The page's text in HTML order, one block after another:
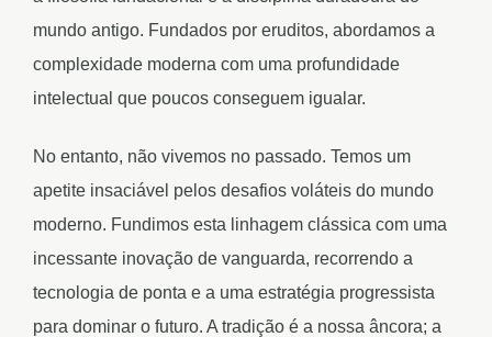
mundo antigo. Fundados por eruditos, abordamos a
complexidade moderna com uma profundidade
intelectual que poucos conseguem igualar.
No entanto, não vivemos no passado. Temos um
apetite insaciável pelos desafios voláteis do mundo
moderno. Fundimos esta linhagem clássica com uma
incessante inovação de vanguarda, recorrendo a
tecnologia de ponta e a uma estratégia progressista
para dominar o futuro. A tradição é a nossa âncora; a